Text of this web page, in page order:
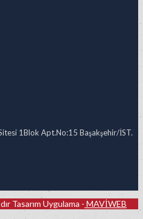
1Blok Apt.No:15 Başakşehir/İST.
Tasarım Uygulama - MAVİWEB